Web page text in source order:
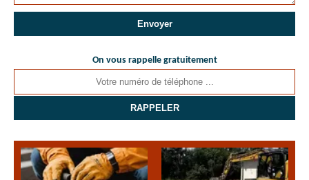
On vous rappelle gratuitement